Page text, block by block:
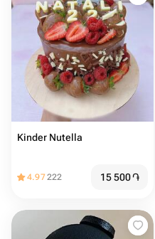
Kinder Nutella
4.97222 15 500֏